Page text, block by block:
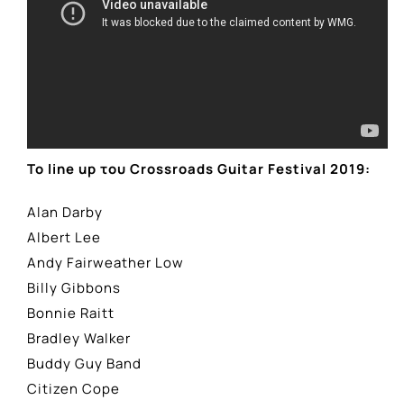
Το line up του Crossroads Guitar Festival 2019:
Alan Darby
Albert Lee
Andy Fairweather Low
Billy Gibbons
Bonnie Raitt
Bradley Walker
Buddy Guy Band
Citizen Cope